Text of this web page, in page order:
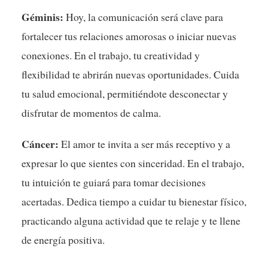
Géminis: Hoy, la comunicación será clave para
fortalecer tus relaciones amorosas o iniciar nuevas
conexiones. En el trabajo, tu creatividad y
flexibilidad te abrirán nuevas oportunidades. Cuida
tu salud emocional, permitiéndote desconectar y
disfrutar de momentos de calma.
Cáncer: El amor te invita a ser más receptivo y a
expresar lo que sientes con sinceridad. En el trabajo,
tu intuición te guiará para tomar decisiones
acertadas. Dedica tiempo a cuidar tu bienestar físico,
practicando alguna actividad que te relaje y te llene
de energía positiva.